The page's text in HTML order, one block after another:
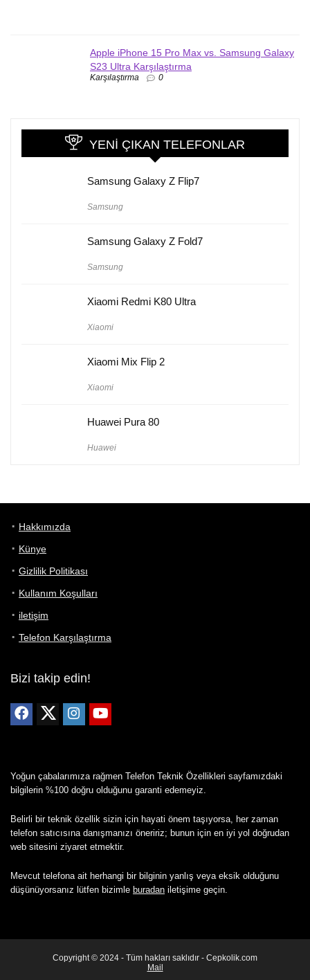
Apple iPhone 15 Pro Max vs. Samsung Galaxy
S23 Ultra Karşılaştırma
Karşılaştırma 0
YENI ÇIKAN TELEFONLAR
Samsung Galaxy Z Flip7
Samsung
Samsung Galaxy Z Fold7
Samsung
Xiaomi Redmi K80 Ultra
Xiaomi
Xiaomi Mix Flip 2
Xiaomi
Huawei Pura 80
Huawei
Hakkımızda
Künye
Gizlilik Politikası
Kullanım Koşulları
iletişim
Telefon Karşılaştırma
Bizi takip edin!
Yoğun çabalarımıza rağmen Telefon Teknik Özellikleri sayfamızdaki
bilgilerin %100 doğru olduğunu garanti edemeyiz.
Belirli bir teknik özellik sizin için hayati önem taşıyorsa, her zaman
telefon satıcısına danışmanızı öneririz; bunun için en iyi yol doğrudan
web sitesini ziyaret etmektir.
Mevcut telefona ait herhangi bir bilginin yanlış veya eksik olduğunu
düşünüyorsanız lütfen bizimle buradan iletişime geçin.
Copyright © 2024 - Tüm hakları saklıdır - Cepkolik.com
Mail